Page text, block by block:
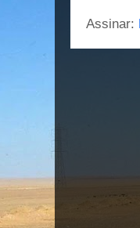
Assinar: